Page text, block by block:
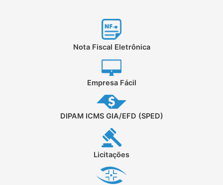
Nota Fiscal Eletrônica
Empresa Fácil
DIPAM ICMS GIA/EFD (SPED)
Licitações